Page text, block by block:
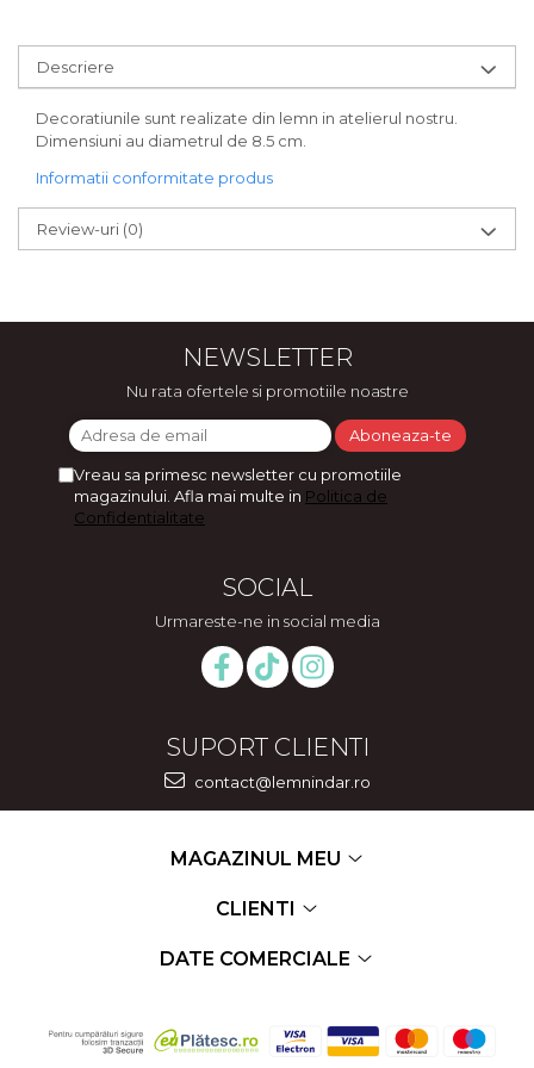
CERCEI ZAMAC
Ateliere - planse cu nisip colorat
Descriere
Decoratiunile sunt realizate din lemn in atelierul nostru.
Dimensiuni au diametrul de 8.5 cm.
Informatii conformitate produs
Review-uri (0)
NEWSLETTER
Nu rata ofertele si promotiile noastre
Vreau sa primesc newsletter cu promotiile
magazinului. Afla mai multe in Politica de
Confidentialitate
SOCIAL
Urmareste-ne in social media
SUPORT CLIENTI
contact@lemnindar.ro
MAGAZINUL MEU
CLIENTI
DATE COMERCIALE